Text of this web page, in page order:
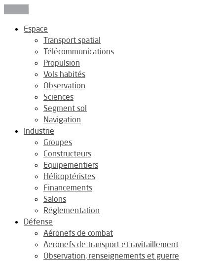
Espace
Transport spatial
Télécommunications
Propulsion
Vols habités
Observation
Sciences
Segment sol
Navigation
Industrie
Groupes
Constructeurs
Equipementiers
Hélicoptéristes
Financements
Salons
Réglementation
Défense
Aéronefs de combat
Aeronefs de transport et ravitaillement
Observation, renseignements et guerre